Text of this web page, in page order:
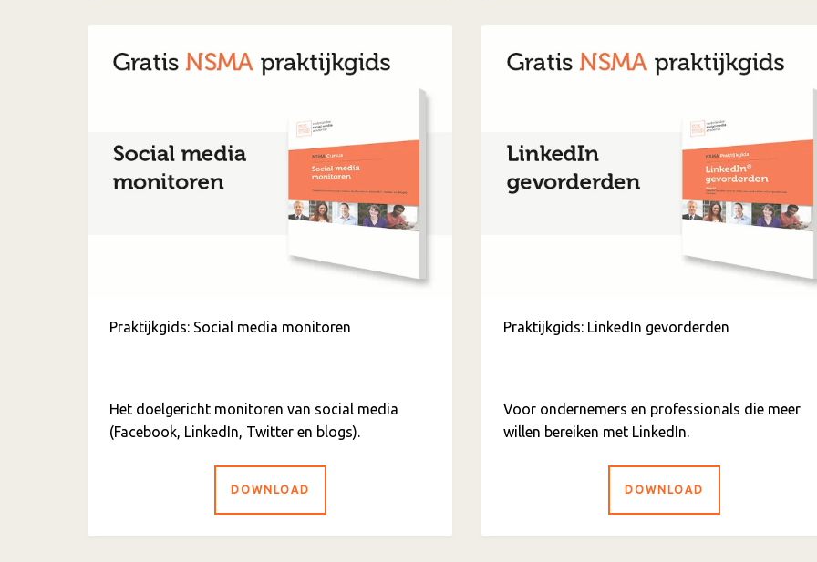
Praktijkgids: Social media monitoren
Het doelgericht monitoren van social media
(Facebook, LinkedIn, Twitter en blogs).
DOWNLOAD
Praktijkgids: LinkedIn gevorderden
Voor ondernemers en professionals die meer
willen bereiken met LinkedIn.
DOWNLOAD